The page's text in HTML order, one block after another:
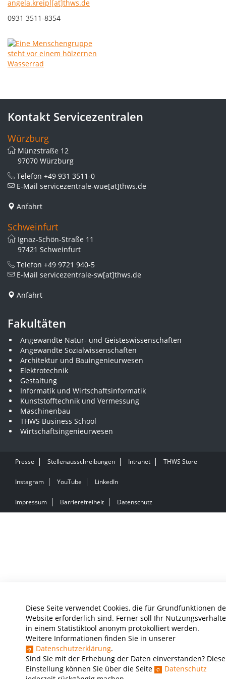
Diese Seite verwendet Cookies, die für Grundfunktionen
Website erforderlich sind. Ferner soll Ihr
in einem Statistiktool anonym protokolliert werden.
Weitere Informationen finden Sie in unserer
Datenschutzerklärung.
Sind Sie mit der Erhebung der Daten einverstanden? Diese
Einstellung können Sie über die Seite
Datenschutz
angela.kreipl[at]thws.de
0931 3511-8354
Kontakt Servicezentralen
Würzburg
Münzstraße 12
97070 Würzburg
Telefon +49 931 3511-0
E-Mail servicezentrale-wue[at]thws.de
Anfahrt
Schweinfurt
Ignaz-Schön-Straße 11
97421 Schweinfurt
Telefon +49 9721 940-5
E-Mail servicezentrale-sw[at]thws.de
Anfahrt
Fakultäten
Angewandte Natur- und Geisteswissenschaften
Angewandte Sozialwissenschaften
Architektur und Bauingenieurwesen
Elektrotechnik
Gestaltung
Informatik und Wirtschaftsinformatik
Kunststofftechnik und Vermessung
Maschinenbau
THWS Business School
Wirtschaftsingenieurwesen
Presse Stellenausschreibungen Intranet THWS Store
Instagram YouTube LinkedIn
Impressum Barrierefreiheit Datenschutz